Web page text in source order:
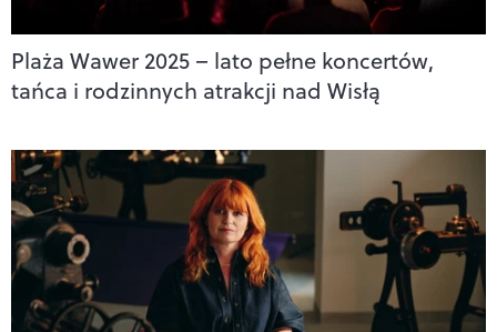
Plaża Wawer 2025 – lato pełne koncertów,
tańca i rodzinnych atrakcji nad Wisłą